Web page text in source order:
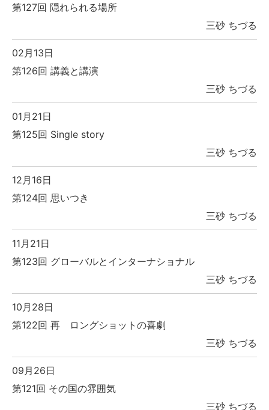
第127回 隠れられる場所
三砂 ちづる
02月13日
第126回 講義と講演
三砂 ちづる
01月21日
第125回 Single story
三砂 ちづる
12月16日
第124回 思いつき
三砂 ちづる
11月21日
第123回 グローバルとインターナショナル
三砂 ちづる
10月28日
第122回 再 ロングショットの喜劇
三砂 ちづる
09月26日
第121回 その国の雰囲気
三砂 ちづる